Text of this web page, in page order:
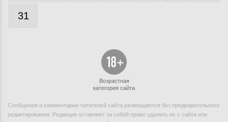
31
Возрастная
категория сайта
Сообщения и комментарии читателей сайта размещаются без предварительного
редактирования. Редакция оставляет за собой право удалить их с сайта или